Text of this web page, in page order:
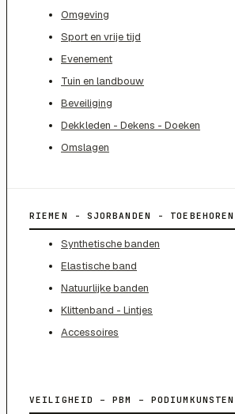
Omgeving
Sport en vrije tijd
Evenement
Tuin en landbouw
Beveiliging
Dekkleden - Dekens - Doeken
Omslagen
RIEMEN - SJORBANDEN - TOEBEHOREN
Synthetische banden
Elastische band
Natuurlijke banden
Klittenband - Lintjes
Accessoires
VEILIGHEID – PBM – PODIUMKUNSTEN